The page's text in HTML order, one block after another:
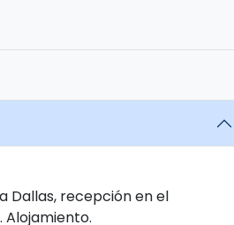
Dallas, recepción en el